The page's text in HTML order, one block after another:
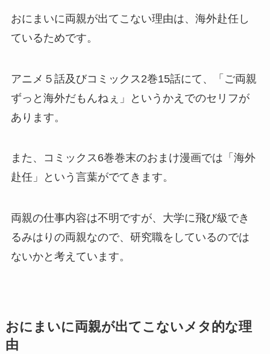
おにまいに両親が出てこない理由は、海外赴任し
ているためです。
アニメ５話及びコミックス2巻15話にて、「ご両親
ずっと海外だもんねぇ」というかえでのセリフが
あります。
また、コミックス6巻巻末のおまけ漫画では「海外
赴任」という言葉がでてきます。
両親の仕事内容は不明ですが、大学に飛び級でき
るみはりの両親なので、研究職をしているのでは
ないかと考えています。
おにまいに両親が出てこないメタ的な理
由